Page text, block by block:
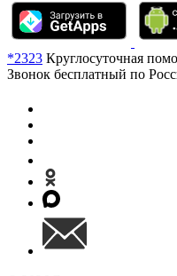
*2323 Круглосуточная
Звонок бесплатный по